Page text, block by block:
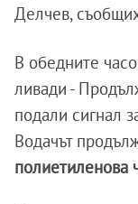
Делчев,
В обедните
ливади -
подали сигнал
Водачът
полиетиленова